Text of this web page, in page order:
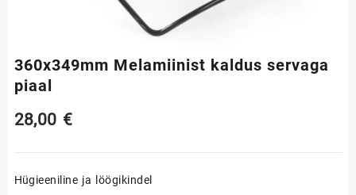
360x349mm Melamiinist kaldus servaga
piaal
28,00 €
Hügieeniline ja löögikindel